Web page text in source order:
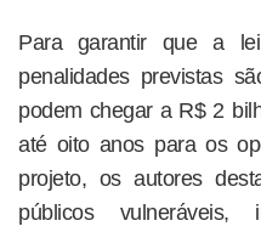
Para garantir que a
penalidades previstas
podem chegar a R$ 2
até oito anos para os
projeto, os autores
públicos vulneráveis,